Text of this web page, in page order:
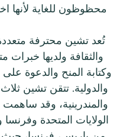
محظوظون للغاية لأنها
تُعد تشين محترفة
والثقافة ولديها خبرات
وكتابة المنح والدعوة على
والدولية. تتقن تشين
والمندرينية، وقد
الولايات المتحدة